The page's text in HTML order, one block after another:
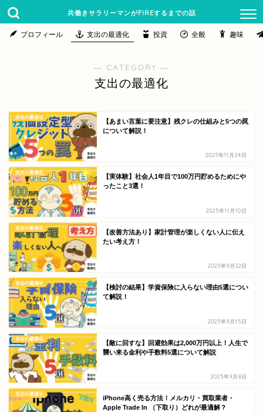
共働きサラリーマンがFIREするまでの話
プロフィール 支出の最適化 投資 全般 趣味
― CATEGORY ―
支出の最適化
支出の最適化
【あまい言葉に要注意】残クレの仕組みと5つの罠
について解説！
2025年11月24日
支出の最適化
【実体験】社会人1年目で100万円貯めるためにや
ったこと3選！
2025年11月10日
支出の最適化
【改善方法あり】家計管理が楽しくない人に伝え
たい考え方！
2025年9月22日
支出の最適化
【検討の結果】学資保険に入らない理由5選につい
て解説！
2025年9月15日
支出の最適化
【敵に回すな】回避効果は2,000万円以上！人生で
襲い来る金利や手数料5選について解説
2025年9月8日
支出の最適化
iPhone高く売る方法！メルカリ・買取業者・
Apple Trade In （下取り）どれが最適解？